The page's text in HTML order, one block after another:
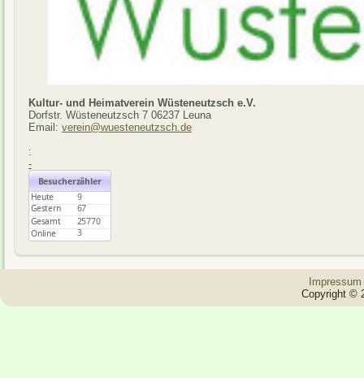
Kultur- und Heimatverein Wüsteneutzsch e.V.
Dorfstr. Wüsteneutzsch 7 06237 Leuna
Email: verein@wuesteneutzsch.de
:
-
Impressum
Copyright ©